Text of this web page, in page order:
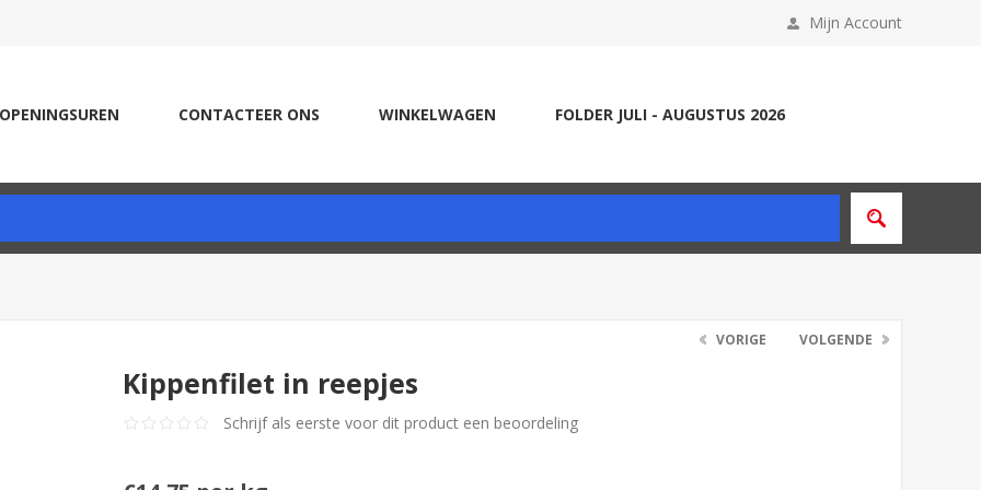
Mijn Account
OPENINGSUREN CONTACTEER ONS WINKELWAGEN FOLDER JULI - AUGUSTUS 2026
VORIGE VOLGENDE
Kippenfilet in reepjes
Schrijf als eerste voor dit product een beoordeling